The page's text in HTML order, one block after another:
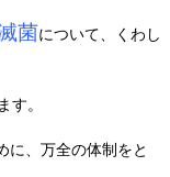
菌について、くわし
す。
に、万全の体制をと